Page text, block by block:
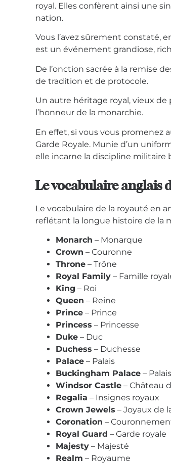
royal. Elles confèrent ainsi une
nation.
Vous l’avez sûrement constaté,
est un événement grandiose,
De l’onction sacrée à la remise
de tradition et de protocole.
Un autre héritage royal, vieux de
l’honneur de la monarchie.
En effet, si vous vous promenez
Garde Royale. Munie d’un
elle incarne la discipline militaire
Le vocabulaire anglais
Le vocabulaire de la royauté en
reflétant la longue histoire de la
Monarch – Monarque
Crown – Couronne
Throne – Trône
Royal Family – Famille
King – Roi
Queen – Reine
Prince – Prince
Princess – Princesse
Duke – Duc
Duchess – Duchesse
Palace – Palais
Buckingham Palace –
Windsor Castle – Château
Regalia – Insignes royaux
Crown Jewels – Joyaux de
Coronation –
Royal Guard – Garde royale
Majesty – Majesté
Realm – Royaume